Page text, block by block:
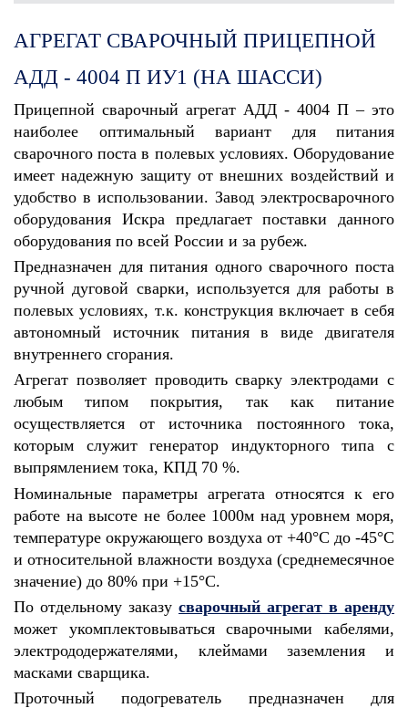
АГРЕГАТ СВАРОЧНЫЙ ПРИЦЕПНОЙ
АДД - 4004 П ИУ1 (НА ШАССИ)
Прицепной сварочный агрегат АДД - 4004 П – это
наиболее оптимальный вариант для питания
сварочного поста в полевых условиях. Оборудование
имеет надежную защиту от внешних воздействий и
удобство в использовании. Завод электросварочного
оборудования Искра предлагает поставки данного
оборудования по всей России и за рубеж.
Предназначен для питания одного сварочного поста
ручной дуговой сварки, используется для работы в
полевых условиях, т.к. конструкция включает в себя
автономный источник питания в виде двигателя
внутреннего сгорания.
Агрегат позволяет проводить сварку электродами с
любым типом покрытия, так как питание
осуществляется от источника постоянного тока,
которым служит генератор индукторного типа с
выпрямлением тока, КПД 70 %.
Номинальные параметры агрегата относятся к его
работе на высоте не более 1000м над уровнем моря,
температуре окружающего воздуха от +40°С до -45°С
и относительной влажности воздуха (среднемесячное
значение) до 80% при +15°С.
По отдельному заказу сварочный агрегат в аренду
может укомплектовываться сварочными кабелями,
электрододержателями, клеймами заземления и
масками сварщика.
Проточный подогреватель предназначен для